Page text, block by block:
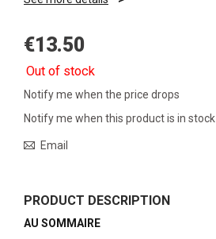
€13.50
Out of stock
Notify me when the price drops
Notify me when this product is in stock
Email
PRODUCT DESCRIPTION
AU SOMMAIRE